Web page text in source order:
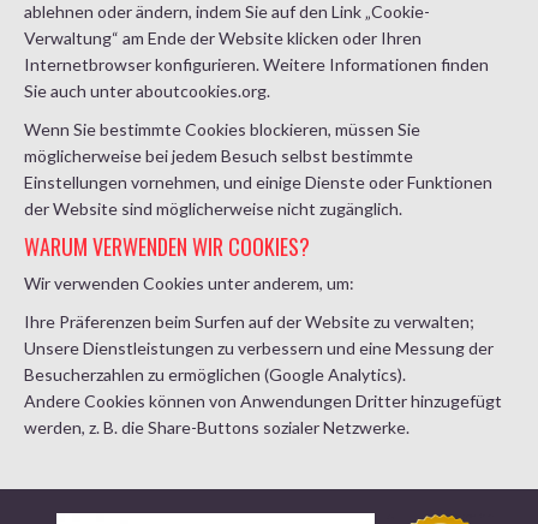
ablehnen oder ändern, indem Sie auf den Link „Cookie-
Verwaltung“ am Ende der Website klicken oder Ihren
Internetbrowser konfigurieren. Weitere Informationen finden
Sie auch unteraboutcookies.org.
Wenn Sie bestimmte Cookies blockieren, müssen Sie
möglicherweise bei jedem Besuch selbst bestimmte
Einstellungen vornehmen, und einige Dienste oder Funktionen
der Website sind möglicherweise nicht zugänglich.
WARUM VERWENDEN WIR COOKIES?
Wir verwenden Cookies unter anderem, um:
Ihre Präferenzen beim Surfen auf der Website zu verwalten;
Unsere Dienstleistungen zu verbessern und eine Messung der
Besucherzahlen zu ermöglichen (Google Analytics).
Andere Cookies können von Anwendungen Dritter hinzugefügt
werden, z. B. die Share-Buttons sozialer Netzwerke.